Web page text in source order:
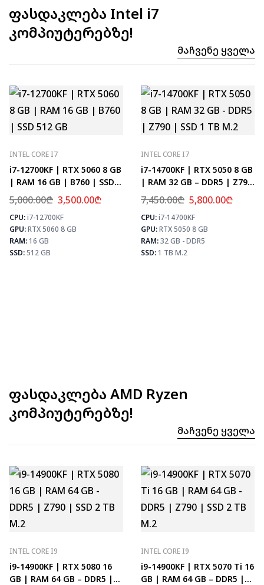
ფასდაკლება Intel i7
კომპიუტერებზე!
Მაჩვენე Ყველა
INTEL CORE I7
i7-12700KF | RTX 5060 8 GB
| RAM 16 GB | B760 | SSD
512 GB
5,000.00₾ 3,500.00₾
CPU:i7-12700KF
GPU:RTX 5060 8 GB
RAM:16 GB
SSD:512 GB
⚡ MAX FPS
CS2
331
PUBG
193
Fortnite
228
INTEL CORE I7
i7-14700KF | RTX 5050 8 GB
| RAM 32 GB – DDR5 | Z790
| SSD 1 TB M.2
7,450.00₾ 5,800.00₾
CPU:i7-14700KF
GPU:RTX 5050 8 GB
RAM:32 GB - DDR5
SSD:1 TB M.2
ფასდაკლება AMD Ryzen
კომპიუტერებზე!
Მაჩვენე Ყველა
INTEL CORE I9
i9-14900KF | RTX 5080 16
GB | RAM 64 GB – DDR5 |
INTEL CORE I9
i9-14900KF | RTX 5070 Ti 16
GB | RAM 64 GB – DDR5 |